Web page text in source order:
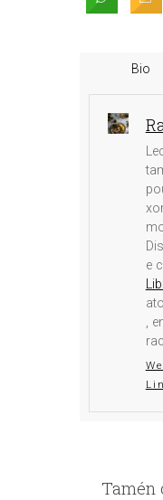
Bio
e
,
Tamén